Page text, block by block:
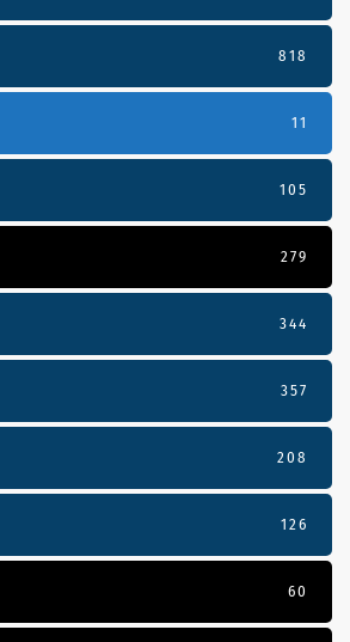
818
11
105
279
344
357
208
126
60